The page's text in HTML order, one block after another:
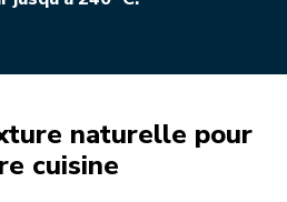
naturelle pour
cuisine